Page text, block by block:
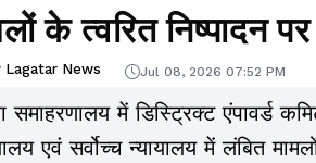
के त्वरित निष्पादन
Lagatar News Jul 08, 2026 07:52 PM
समाहरणालय में डिस्ट्रिक्ट एंपावर्ड
एवं सर्वोच्च न्यायालय में लंबित